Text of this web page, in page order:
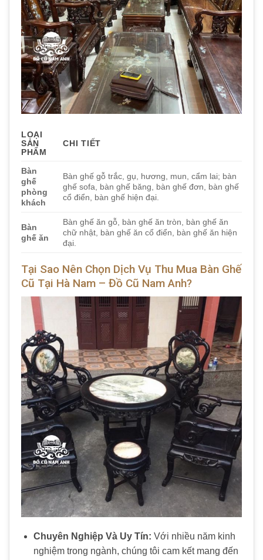
LOẠI
SẢN
PHẨM
CHI TIẾT
Bàn
ghế
phòng
khách
Bàn ghế gỗ trắc, gụ, hương, mun, cẩm lai; bàn
ghế sofa, bàn ghế băng, bàn ghế đơn, bàn ghế
cổ điển, bàn ghế hiện đại.
Bàn
ghế ăn
Bàn ghế ăn gỗ, bàn ghế ăn tròn, bàn ghế ăn
chữ nhật, bàn ghế ăn cổ điển, bàn ghế ăn hiện
đại.
Tại Sao Nên Chọn Dịch Vụ Thu Mua Bàn Ghế
Cũ Tại Hà Nam – Đồ Cũ Nam Anh?
Chuyên Nghiệp Và Uy Tín: Với nhiều năm kinh
nghiệm trong ngành, chúng tôi cam kết mang đến